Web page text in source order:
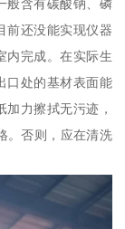
般含有碳酸钠、磷
前还没能实现仪器
内完成。在实际生
口处的基材表面能
力擦拭无污迹，
。否则，应在清洗